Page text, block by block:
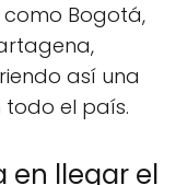
Bogotá,
así una
el país.
en llegar el